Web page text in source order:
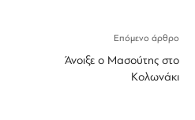
Επόμενο άρθρο
Άνοιξε ο Μασούτης στο
Κολωνάκι